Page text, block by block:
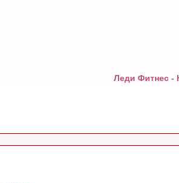
Леди Фитнес -